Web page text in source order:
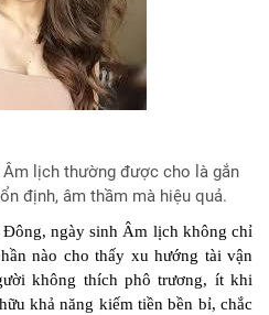
lịch thường được cho là gắn
định, âm thầm mà hiệu quả.
ngày sinh Âm lịch không chỉ
nào cho thấy xu hướng tài vận
không thích phô trương, ít khi
khả năng kiếm tiền bền bỉ, chắc